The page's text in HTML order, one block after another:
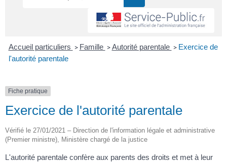
Accueil particuliers > Famille > Autorité parentale > Exercice de
l'autorité parentale
Fiche pratique
Exercice de l'autorité parentale
Vérifié le 27/01/2021 – Direction de l'information légale et administrative
(Premier ministre), Ministère chargé de la justice
L'autorité parentale confère aux parents des droits et met à leur